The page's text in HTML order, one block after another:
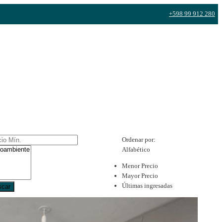
+598 99 912 280
Ordenar por:
Alfabético
Menor Precio
Mayor Precio
Últimas ingresadas